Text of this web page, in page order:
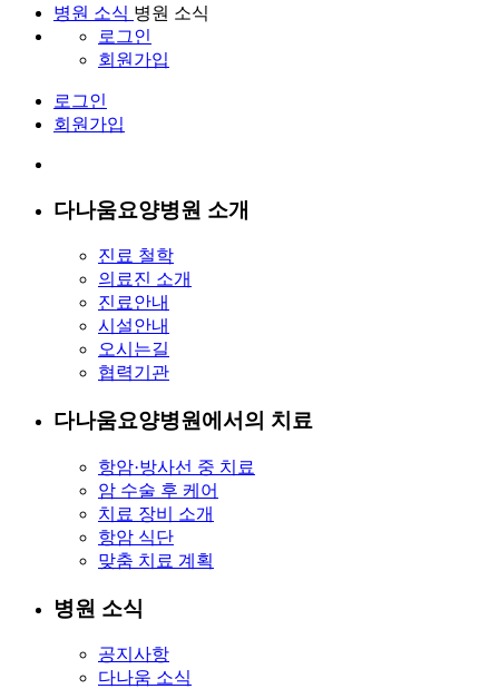
병원 소식 병원 소식
로그인
회원가입
로그인
회원가입
다나움요양병원 소개
진료 철학
의료진 소개
진료안내
시설안내
오시는길
협력기관
다나움요양병원에서의 치료
항암·방사선 중 치료
암 수술 후 케어
치료 장비 소개
항암 식단
맞춤 치료 계획
병원 소식
공지사항
다나움 소식